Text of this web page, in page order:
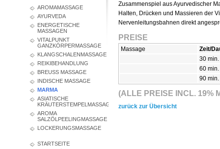
AROMAMASSAGE
AYURVEDA
ENERGETISCHE
MASSAGEN
VITALPUNKT
GANZKÖRPERMASSAGE
KLANGSCHALENMASSAGE
REIKIBEHANDLUNG
BREUSS MASSAGE
INDISCHE MASSAGE
MARMA
ASIATISCHE
KRÄUTERSTEMPELMASSAGE
AROMA
SALZÖLPEELINGMASSAGE
LOCKERUNGSMASSAGE
STARTSEITE
Zusammenspiel aus Ayurvedischer
Halten, Drücken und Massieren der
Nervenleitungsbahnen direkt
PREISE
Massage
Zeit/
30
60
90
(ALLE PREISE INCL. 19%
zurück zur Übersicht